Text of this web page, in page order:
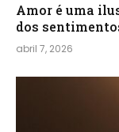
Amor é uma
dos
abril 7, 2026